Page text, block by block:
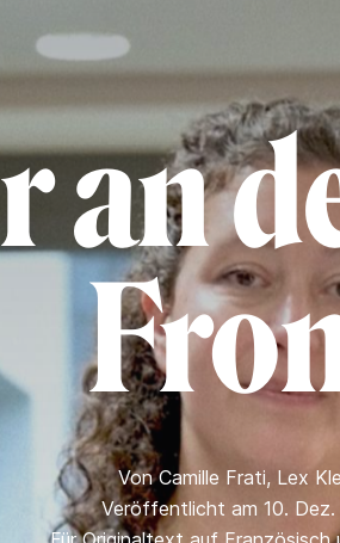
an
VonCamille Frati, Lex
Veröffentlicht am 10. Dez.